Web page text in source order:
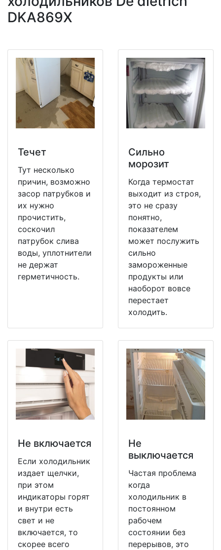
DKA869X
Течет
Тут несколько
причин, возможно
засор патрубков и
их нужно
прочистить,
соскочил
патрубок слива
воды, уплотнители
не держат
герметичность.
Сильно
морозит
Когда термостат
выходит из строя,
это не сразу
понятно,
показателем
может послужить
сильно
замороженные
продукты или
наоборот вовсе
перестает
холодить.
Не включается
Если холодильник
издает щелчки,
при этом
индикаторы горят
и внутри есть
свет и не
включается, то
скорее всего
Не
выключается
Частая проблема
когда
холодильник в
постоянном
рабочем
состоянии без
перерывов, это